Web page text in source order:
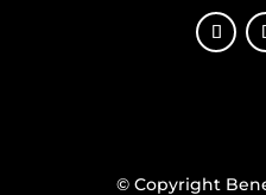
© Copyright